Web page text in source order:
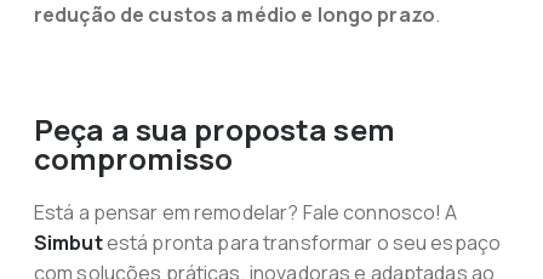
redução de custos a médio e longo prazo.
Peça a sua proposta sem
compromisso
Está a pensar em remodelar? Fale connosco! A
Simbutestá pronta para transformar o seu espaço
com soluções práticas, inovadoras e adaptadas ao